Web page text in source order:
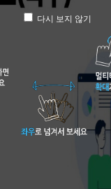
다시 보지 않기